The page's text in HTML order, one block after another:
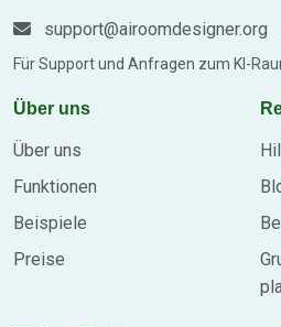
support@airoomdesigner.org
Für Support und Anfragen zum KI-
Über uns
Über uns
Funktionen
Beispiele
Preise